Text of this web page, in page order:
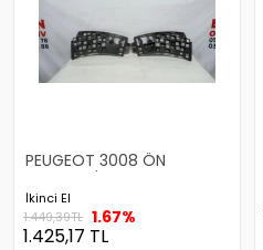
PEUGEOT 3008 ÖN
TAMPON İÇ BRAKET TAKIMI
İkinci El
1.449,39TL 1.67%
1.425,17 TL